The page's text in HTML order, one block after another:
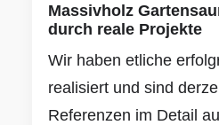
Massivholz
durch reale Projekte
Wir haben etliche
realisiert und sind
Referenzen im Detail